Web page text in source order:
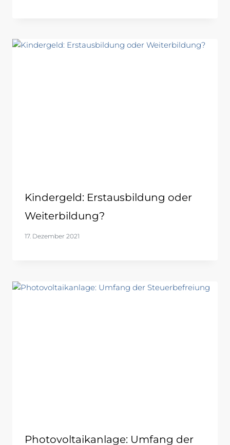
Kindergeld: Erstausbildung oder
Weiterbildung?
17. Dezember 2021
Photovoltaikanlage: Umfang der